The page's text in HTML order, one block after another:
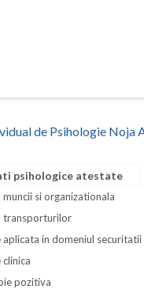
de Psihologie Noja
psihologice atestate
muncii si organizationala
transporturilor
aplicata in domeniul
pozitiva